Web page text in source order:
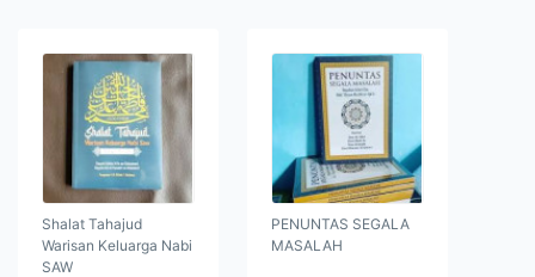
Shalat Tahajud
Warisan Keluarga Nabi
SAW
PENUNTAS SEGALA
MASALAH